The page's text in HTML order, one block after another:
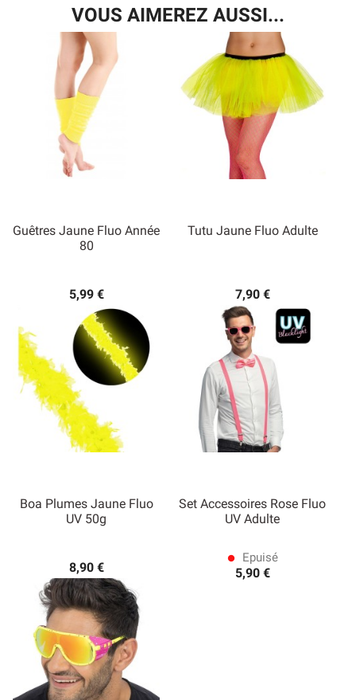
VOUS AIMEREZ AUSSI...
Guêtres Jaune Fluo Année
80
5,99 €
Tutu Jaune Fluo Adulte
7,90 €
Boa Plumes Jaune Fluo
UV 50g
8,90 €
Set Accessoires Rose Fluo
UV Adulte
lens Epuisé
5,90 €